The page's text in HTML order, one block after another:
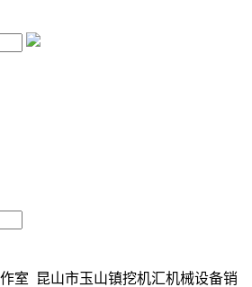
室 昆山市玉山镇挖机汇机械设备销